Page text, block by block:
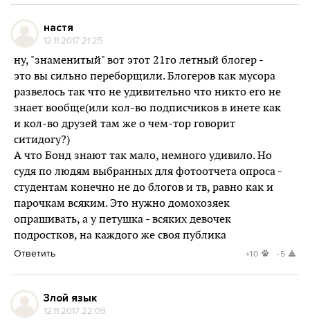
настя
12.11.2017 21:25
ну, "знаменитый" вот этот 21го летный блогер -
это вы сильно переборщили. Блогеров как мусора
развелось так что не удивительно что никто его не
знает вообще(или кол-во подписчиков в инете как
и кол-во друзей там же о чем-тор говорит
ситидогу?)
А что Бонд знают так мало, немного удивило. Но
судя по людям выбранных для фотоотчета опроса -
студентам конечно не до блогов и тв, равно как и
парочкам всяким. Это нужно домохозяек
опрашивать, а у петушка - всяких девочек
подростков, на каждого же своя публика
Ответить +10 -5
Злой язык
12.11.2017 22:09